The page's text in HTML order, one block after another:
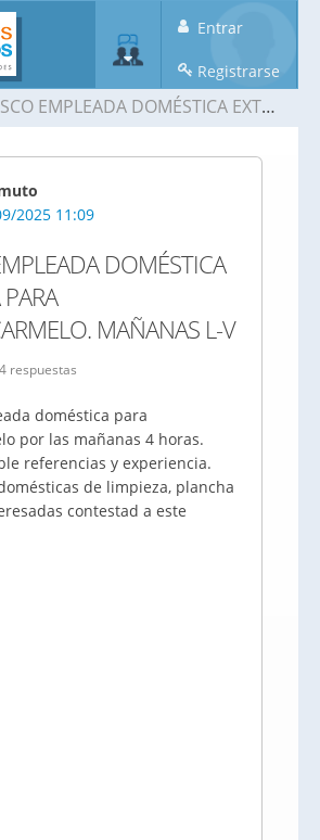
Entrar
Registrarse
EMPLEADA DOMÉSTICA EXTERNA PARA MONTECARMELO. MAÑANAS L-V
2025 11:09
DOMÉSTICA
MAÑANAS L-V
respuestas
doméstica para
por las mañanas 4 horas.
referencias y experiencia.
de limpieza, plancha
contestad a este